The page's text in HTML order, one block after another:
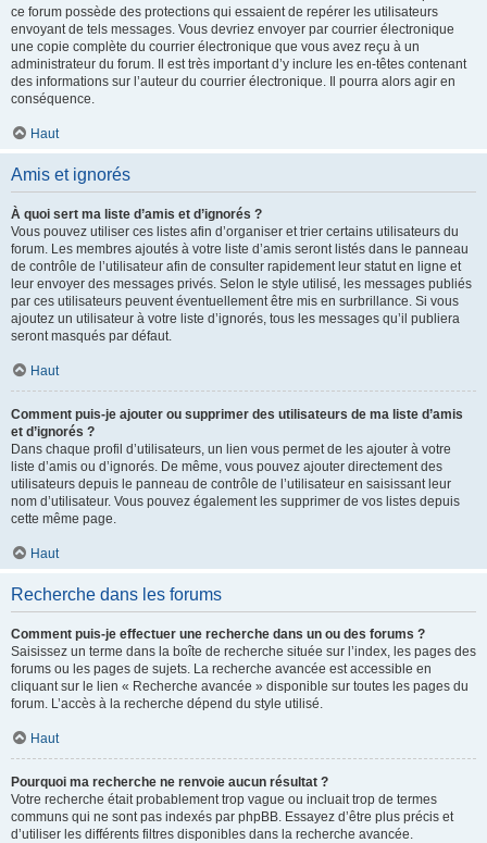
ce forum possède des protections qui essaient de repérer les utilisateurs
envoyant de tels messages. Vous devriez envoyer par courrier électronique
une copie complète du courrier électronique que vous avez reçu à un
administrateur du forum. Il est très important d’y inclure les en-têtes contenant
des informations sur l’auteur du courrier électronique. Il pourra alors agir en
conséquence.
Haut
Amis et ignorés
À quoi sert ma liste d’amis et d’ignorés ?
Vous pouvez utiliser ces listes afin d’organiser et trier certains utilisateurs du
forum. Les membres ajoutés à votre liste d’amis seront listés dans le panneau
de contrôle de l’utilisateur afin de consulter rapidement leur statut en ligne et
leur envoyer des messages privés. Selon le style utilisé, les messages publiés
par ces utilisateurs peuvent éventuellement être mis en surbrillance. Si vous
ajoutez un utilisateur à votre liste d’ignorés, tous les messages qu’il publiera
seront masqués par défaut.
Haut
Comment puis-je ajouter ou supprimer des utilisateurs de ma liste d’amis
et d’ignorés ?
Dans chaque profil d’utilisateurs, un lien vous permet de les ajouter à votre
liste d’amis ou d’ignorés. De même, vous pouvez ajouter directement des
utilisateurs depuis le panneau de contrôle de l’utilisateur en saisissant leur
nom d’utilisateur. Vous pouvez également les supprimer de vos listes depuis
cette même page.
Haut
Recherche dans les forums
Comment puis-je effectuer une recherche dans un ou des forums ?
Saisissez un terme dans la boîte de recherche située sur l’index, les pages des
forums ou les pages de sujets. La recherche avancée est accessible en
cliquant sur le lien « Recherche avancée » disponible sur toutes les pages du
forum. L’accès à la recherche dépend du style utilisé.
Haut
Pourquoi ma recherche ne renvoie aucun résultat ?
Votre recherche était probablement trop vague ou incluait trop de termes
communs qui ne sont pas indexés par phpBB. Essayez d’être plus précis et
d’utiliser les différents filtres disponibles dans la recherche avancée.